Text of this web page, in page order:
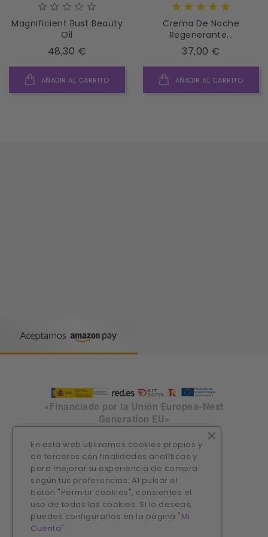
Magnificient Bust Beauty
Oil
48,30 €
AÑADIR AL CARRITO
Crema De Noche
Regenerante...
37,00 €
AÑADIR AL CARRITO
«Financiado por la Unión Europea-Next
Generation EU»
En esta web utilizamos cookies propias y
de terceros con finalidades analíticas y
para mejorar tu experiencia de compra
según tus preferencias. Al pulsar el
botón "Permitir cookies", consientes el
uso de todas las cookies. Si lo deseas,
puedes configurarlas en la página "Mi
Cuenta".